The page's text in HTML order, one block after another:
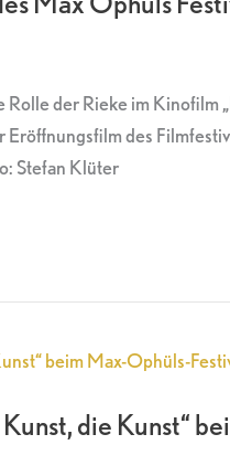
der Rieke im
des
Stefan Klüter
die Kunst“